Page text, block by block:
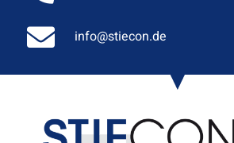
info@stiecon.de